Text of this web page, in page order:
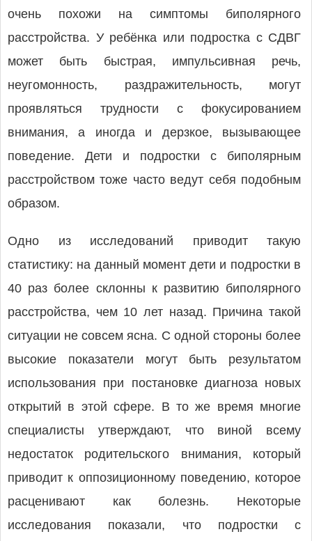
очень похожи на симптомы биполярного
расстройства. У ребёнка или подростка с СДВГ
может быть быстрая, импульсивная речь,
неугомонность, раздражительность, могут
проявляться трудности с фокусированием
внимания, а иногда и дерзкое, вызывающее
поведение. Дети и подростки с биполярным
расстройством тоже часто ведут себя подобным
образом.
Одно из исследований приводит такую
статистику: на данный момент дети и подростки в
40 раз более склонны к развитию биполярного
расстройства, чем 10 лет назад. Причина такой
ситуации не совсем ясна. С одной стороны более
высокие показатели могут быть результатом
использования при постановке диагноза новых
открытий в этой сфере. В то же время многие
специалисты утверждают, что виной всему
недостаток родительского внимания, который
приводит к оппозиционному поведению, которое
расценивают как болезнь. Некоторые
исследования показали, что подростки с